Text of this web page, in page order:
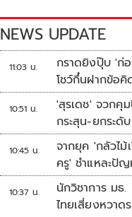
NEWS UPDATE
11:03 น.
กราดยิงปุ๊บ 'ก่
โชว์กึ๋นฝากข้อ
10:51 น.
'สุรเดช' จวกคุ
กระสุน-ยกระดั
10:45 น.
จากยุค 'กลัวไม้
ครู' ชำแหละปั
กลับมา?
10:37 น.
นักวิชาการ มธ
ไทยเสี่ยงหวาด